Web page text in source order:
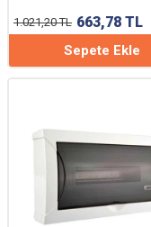
1.021,20TL 663,78 TL
Sepete Ekle